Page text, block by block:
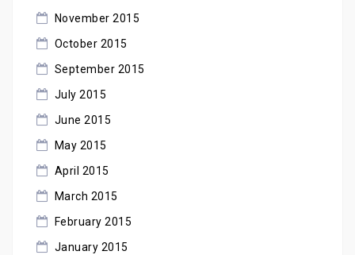
November 2015
October 2015
September 2015
July 2015
June 2015
May 2015
April 2015
March 2015
February 2015
January 2015